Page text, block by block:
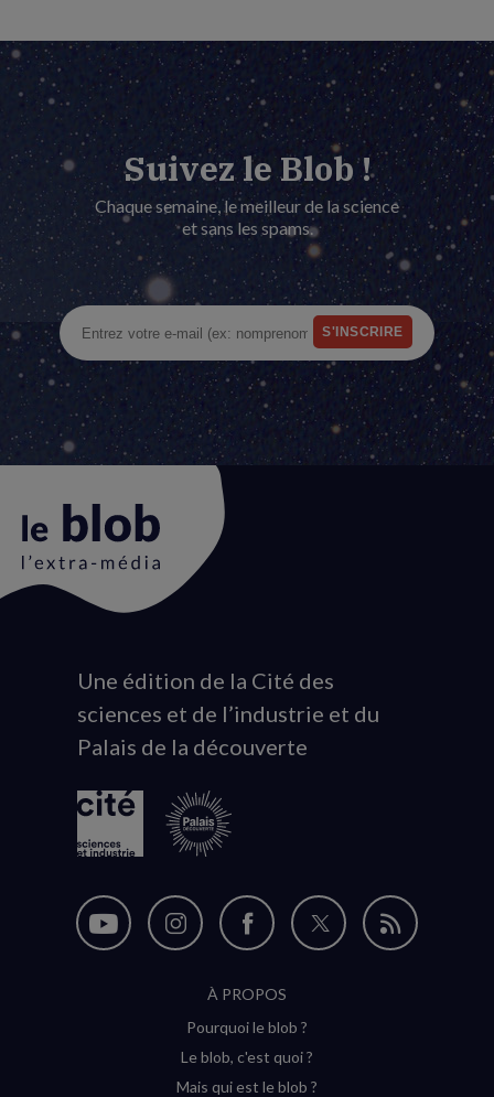
Suivez le Blob !
Chaque semaine, le meilleur de la science
et sans les spams.
Animation
du
logo
Une édition de la Cité des
sciences et de l’industrie et du
Palais de la découverte
Nous
Nous
Instagram
(nouvelle
Nous
sur
Facebook
(nouvelle
Nous
Flux
À PROPOS
Pourquoi le blob ?
Le blob, c'est quoi ?
Mais qui est le blob ?